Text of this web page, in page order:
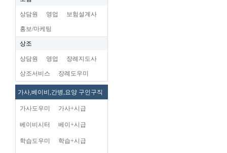
상담원 영업 보험설계사
홍보/마케팅
상조
상담원 영업 장례지도사
상조서비스 장례도우미
가사,베이비,간병,요양 구인구직
가사도우미 가사+시급
베이비시터 베이+시급
학습도우미 학습+시급